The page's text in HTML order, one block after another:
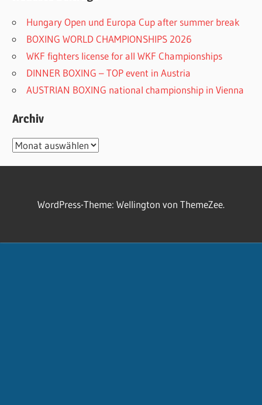
Hungary Open und Europa Cup after summer break
BOXING WORLD CHAMPIONSHIPS 2026
WKF fighters license for all WKF Championships
DINNER BOXING – TOP event in Austria
AUSTRIAN BOXING national championship in Vienna
Archiv
Archiv
WordPress-Theme: Wellington von ThemeZee.